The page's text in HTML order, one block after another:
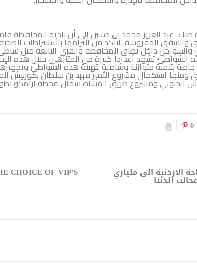
عبد العزيز محمد بن حسين إلى أن بلدية المحافظة
المفروشة للتأكد من التزامها بالاشتراطات
داخل نطاق المحافظة والقرى التابعة مثل
تشهد أعدادا كبيرة من المتنزهين خلال هذه
بتنمية متوازنة وشاملة لتهيئة هذه الشواطئ
ومنها استكمال مشروع الأمير فهد بن سلطان بكورنيش
الجنوبي ومشروع طريق المشاة شمال محطة ارامكو بطول 1400
0
الاردنية الى ملياري
الدنيا
CHOICE OF VIP’S